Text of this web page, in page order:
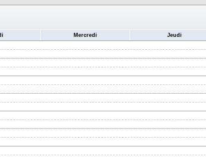
Mercredi Jeudi